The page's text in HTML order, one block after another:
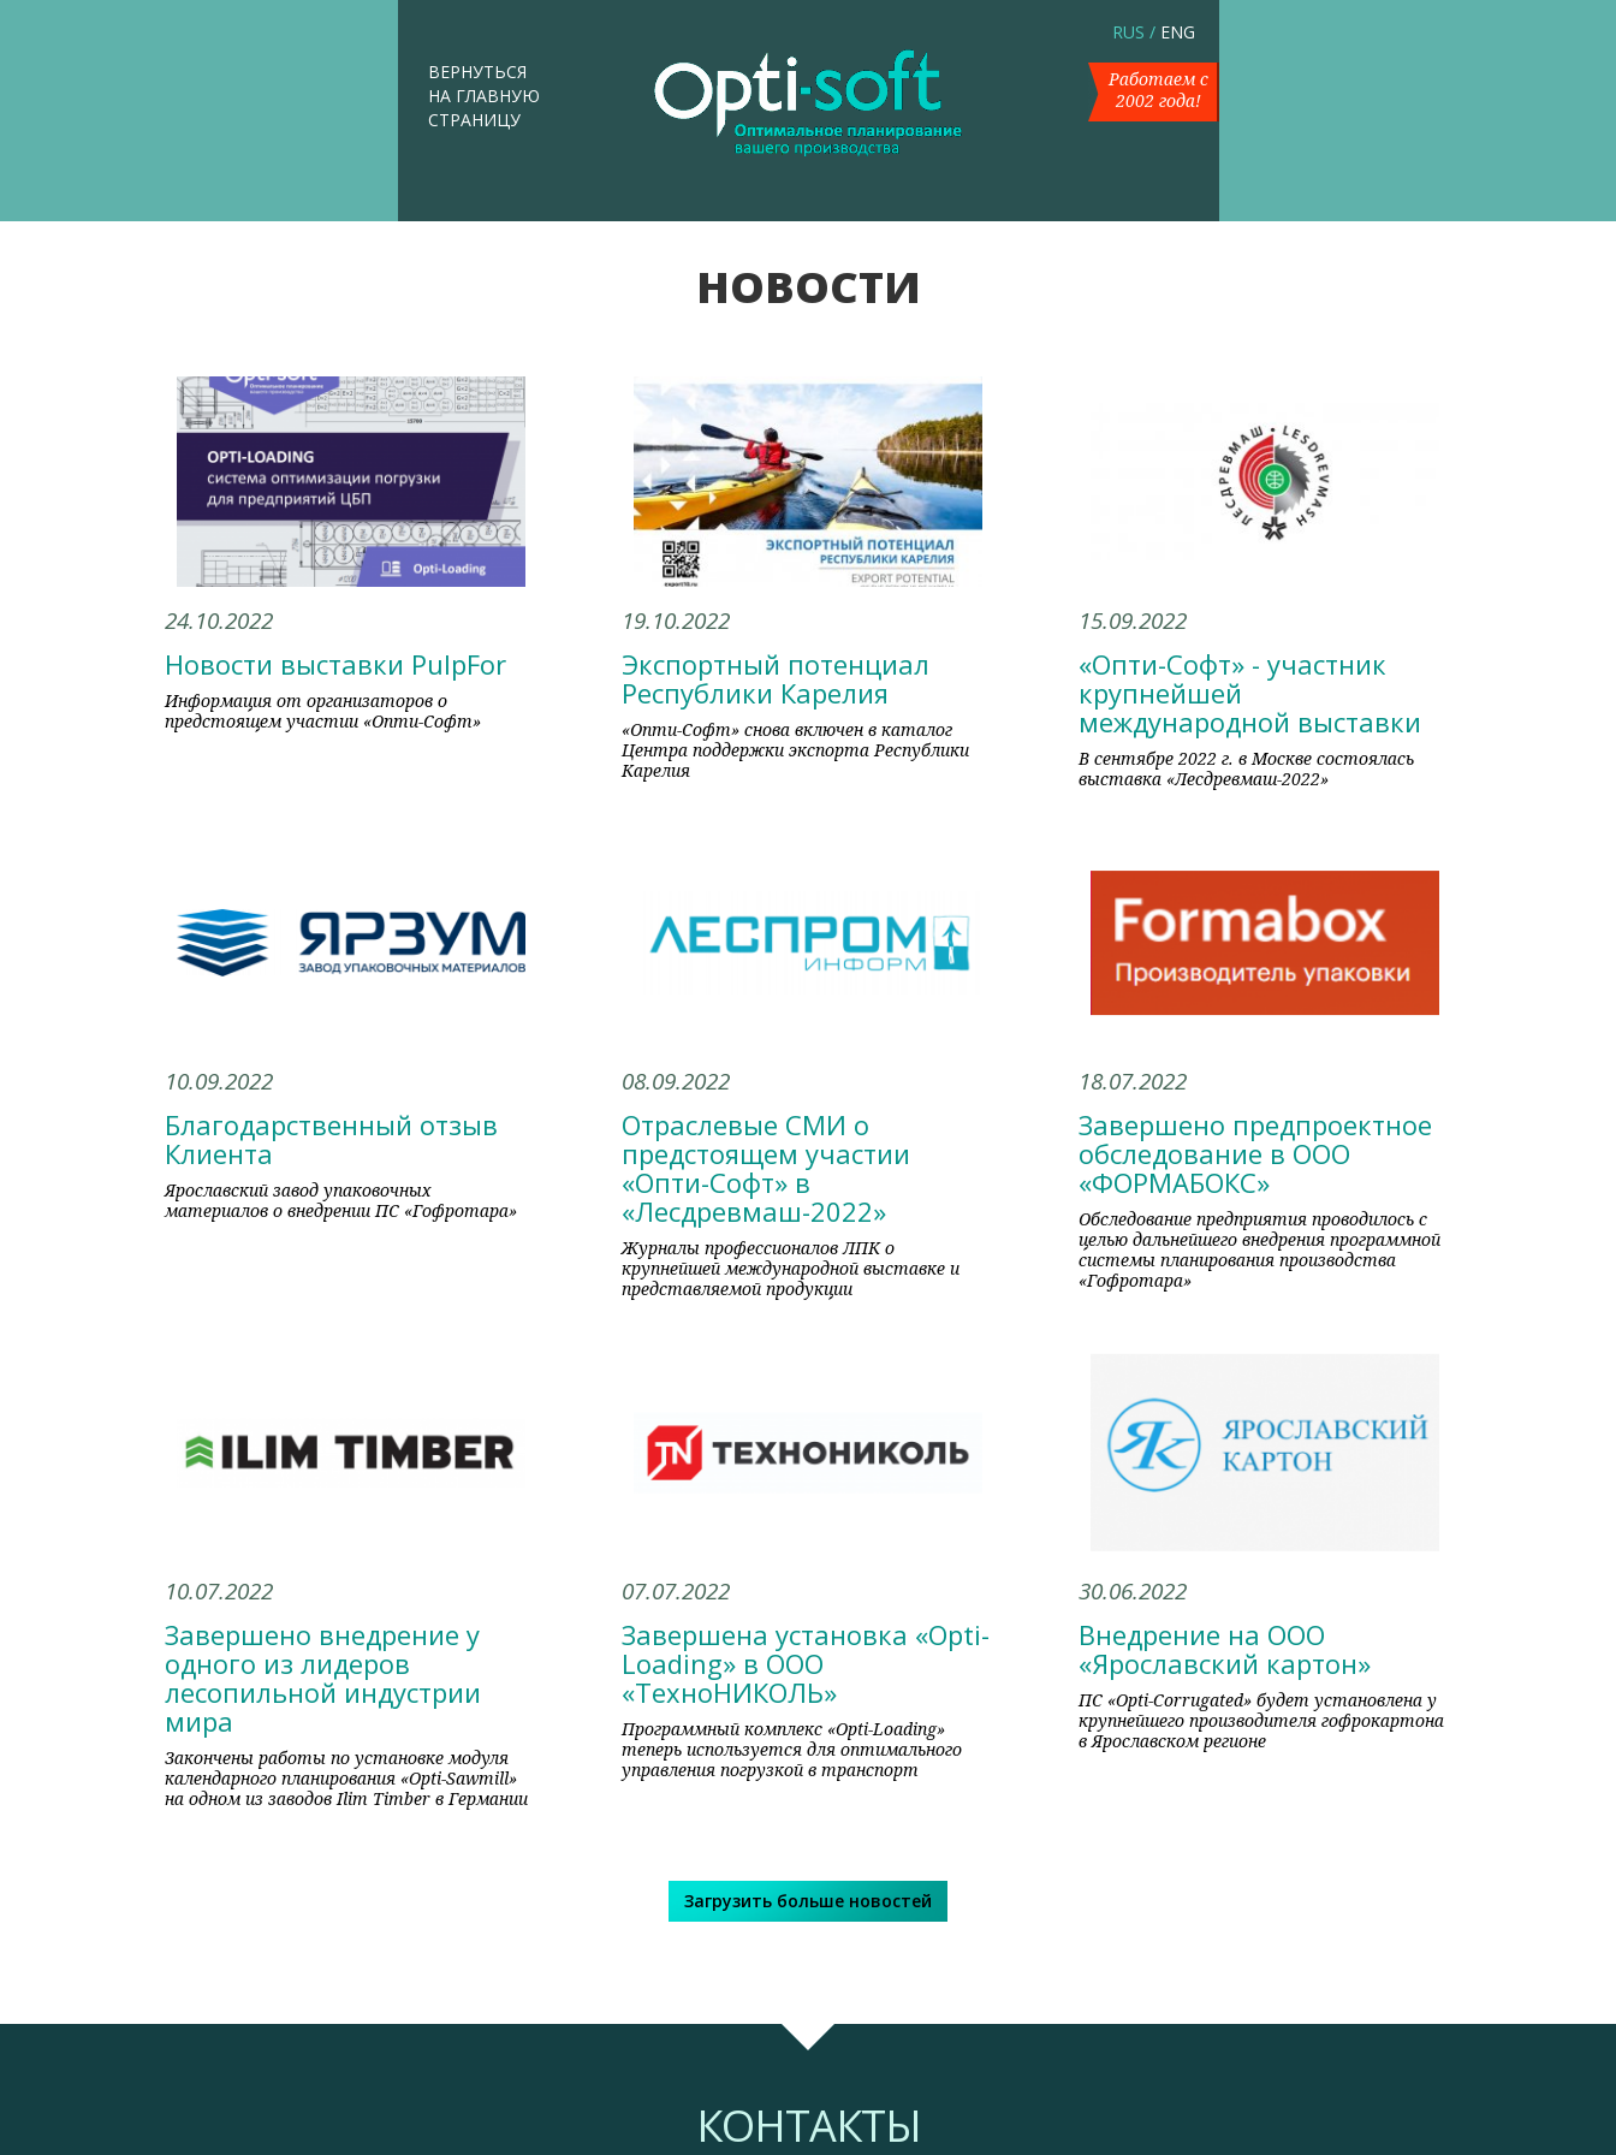
RUS / ENG
Работаем с
2002 года!
ВЕРНУТЬСЯ
НА ГЛАВНУЮ
СТРАНИЦУ
НОВОСТИ
24.10.2022
Новости выставки PulpFor
Информация от организаторов о
предстоящем участии «Опти-Софт»
19.10.2022
Экспортный потенциал
Республики Карелия
«Опти-Софт» снова включен в каталог
Центра поддержки экспорта Республики
Карелия
15.09.2022
«Опти-Софт» - участник
крупнейшей
международной выставки
В сентябре 2022 г. в Москве состоялась
выставка «Лесдревмаш-2022»
10.09.2022
Благодарственный отзыв
Клиента
Ярославский завод упаковочных
материалов о внедрении ПС «Гофротара»
08.09.2022
Отраслевые СМИ о
предстоящем участии
«Опти-Софт» в
«Лесдревмаш-2022»
Журналы профессионалов ЛПК о
крупнейшей международной выставке и
представляемой продукции
18.07.2022
Завершено предпроектное
обследование в ООО
«ФОРМАБОКС»
Обследование предприятия проводилось с
целью дальнейшего внедрения программной
системы планирования производства
«Гофротара»
10.07.2022
Завершено внедрение у
одного из лидеров
лесопильной индустрии
мира
Закончены работы по установке модуля
календарного планирования «Opti-Sawmill»
на одном из заводов Ilim Timber в Германии
07.07.2022
Завершена установка «Opti-
Loading» в ООО
«ТехноНИКОЛЬ»
Программный комплекс «Opti-Loading»
теперь используется для оптимального
управления погрузкой в транспорт
30.06.2022
Внедрение на ООО
«Ярославский картон»
ПС «Opti-Corrugated» будет установлена у
крупнейшего производителя гофрокартона
в Ярославском регионе
Загрузить больше новостей
КОНТАКТЫ